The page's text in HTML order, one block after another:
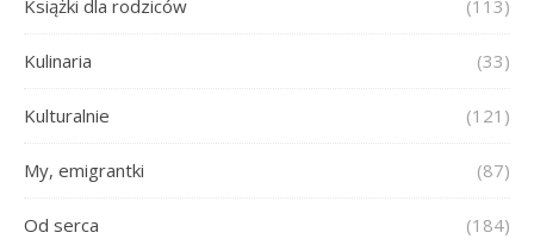
Książki dla rodziców (113)
Kulinaria (33)
Kulturalnie (121)
My, emigrantki (87)
Od serca (184)